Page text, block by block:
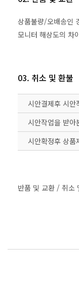
상품불량/오배송인
모니터 해상도의 차
03. 취소 및 환불
시안결제후 시안
시안작업을 받아
시안확정후 상품
반품 및 교환 / 취소